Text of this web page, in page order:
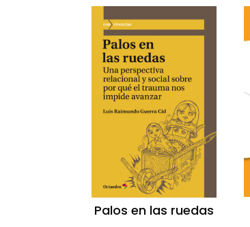
Palos en las ruedas